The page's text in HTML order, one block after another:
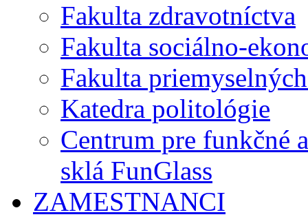
Fakulta zdravotníctva
Fakulta sociálno-
Fakulta
Katedra politológie
Centrum pre funkčné
sklá FunGlass
ZAMESTNANCI